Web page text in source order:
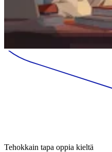
Tehokkain tapa oppia kieltä